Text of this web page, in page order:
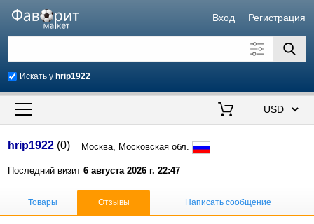
Вход Регистрация
Искать у hrip1922
Искать также в описании
Продавец
hrip1922 (0) Москва, Московская обл.
Последний визит6 августа 2026 г. 22:47
Товары Отзывы Написать сообщение